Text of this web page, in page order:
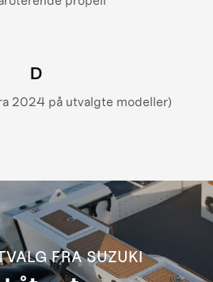
D
2024 på utvalgte modeller)
FRA SUZUKI